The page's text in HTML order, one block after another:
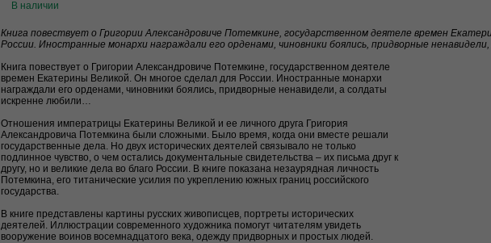
В наличии
Книга повествует о Григории Александровиче Потемкине, государственном деятеле времен
России. Иностранные монархи награждали его орденами, чиновники боялись, придворные
Книга повествует о Григории Александровиче Потемкине, государственном деятеле
времен Екатерины Великой. Он многое сделал для России. Иностранные монархи
награждали его орденами, чиновники боялись, придворные ненавидели, а солдаты
искренне любили…
Отношения императрицы Екатерины Великой и ее личного друга Григория
Александровича Потемкина были сложными. Было время, когда они вместе решали
государственные дела. Но двух исторических деятелей связывало не только
подлинное чувство, о чем остались документальные свидетельства – их письма друг к
другу, но и великие дела во благо России. В книге показана незаурядная личность
Потемкина, его титанические усилия по укреплению южных границ российского
государства.
В книге представлены картины русских живописцев, портреты исторических
деятелей. Иллюстрации современного художника помогут читателям увидеть
вооружение воинов восемнадцатого века, одежду придворных и простых людей.